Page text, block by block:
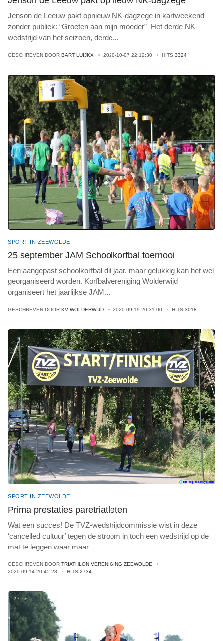
Jenson de Leeuw pakt opnieuw NK-dagzege in kartweekend
zonder publiek: “Groeten aan mijn moeder” Het derde NK-
wedstrijd van het seizoen, derde...
GESCHREVEN DOOR BART LUIJKX 2020-10-07 22:12:30 HITS 3324
SPORT IN ZEEWOLDE
25 september JAM Schoolkorfbal toernooi
Een aangepast schoolkorfbal dit jaar, maar gelukkig kan het wel
georganiseerd worden. Korfbalvereniging Wolderwijd
organiseert het jaarlijkse JAM...
GESCHREVEN DOOR KV WOLDERWIJD 2020-09-19 20:31:00 HITS 3018
SPORT IN ZEEWOLDE
Prima prestaties paretriatleten
Wat een succes! De TVZ-wedstrijdcommissie wist in deze
‘cancelled cultuur’ tegen de stroom in toch een wedstrijd op de
mat te leggen waar maar...
GESCHREVEN DOOR TRIATHLON VERENIGING ZEEWOLDE
2020-09-14 20:45:28
HITS 2734